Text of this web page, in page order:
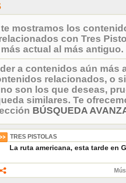
mostramos los
con Tres
actual al más antiguo.
a contenidos aún más
relacionados, o
son los que deseas,
similares. Te
BÚSQUEDA
TRES PISTOLAS
La ruta americana, esta tarde en